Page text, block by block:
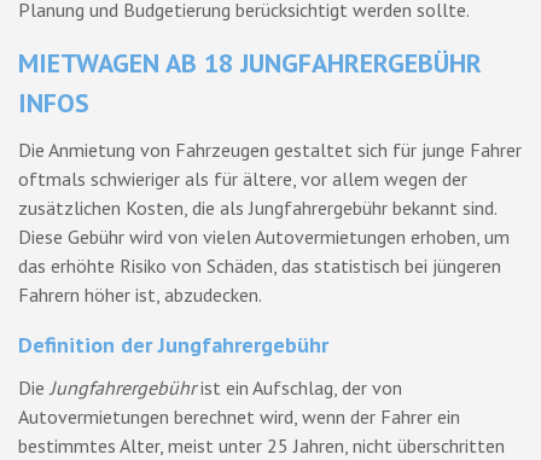
Planung und Budgetierung berücksichtigt werden sollte.
MIETWAGEN AB 18 JUNGFAHRERGEBÜHR
INFOS
Die Anmietung von Fahrzeugen gestaltet sich für junge Fahrer
oftmals schwieriger als für ältere, vor allem wegen der
zusätzlichen Kosten, die als Jungfahrergebühr bekannt sind.
Diese Gebühr wird von vielen Autovermietungen erhoben, um
das erhöhte Risiko von Schäden, das statistisch bei jüngeren
Fahrern höher ist, abzudecken.
Definition der Jungfahrergebühr
Die Jungfahrergebührist ein Aufschlag, der von
Autovermietungen berechnet wird, wenn der Fahrer ein
bestimmtes Alter, meist unter 25 Jahren, nicht überschritten